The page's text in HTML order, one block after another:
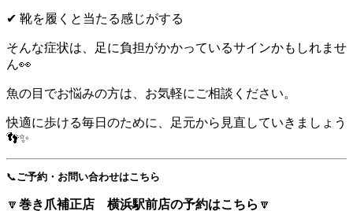
✔ 靴を履くと当たる感じがする
そんな症状は、足に負担がかかっているサインかもしれませ
ん👀
魚の目でお悩みの方は、お気軽にご相談ください。
快適に歩ける毎日のために、足元から見直していきましょう
👣✨
📞ご予約・お問い合わせはこちら
🔽 巻き爪補正店 横浜駅前店の予約はこちら 🔽